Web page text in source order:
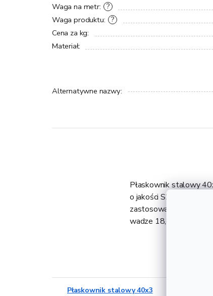
?
Waga na metr:
?
Waga produktu:
Cena za kg:
Materiał:
Alternatywne nazwy:
Płaskownik stalowy
o jakości S235 z
zastosowanie w
wadze 18,84 kg i
Płaskownik stalowy 40x3